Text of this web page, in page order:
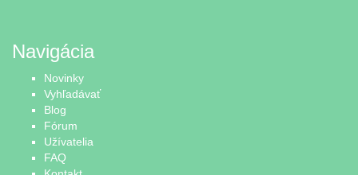
Navigácia
Novinky
Vyhľadávať
Blog
Fórum
Užívatelia
FAQ